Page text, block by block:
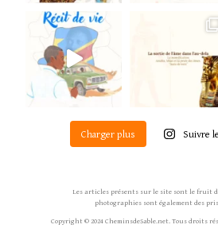
Charger plus Suivre
Les articles présents sur le site sont le fruit
photographies sont également des
Copyright © 2024 CheminsdeSable.net.Tous droits